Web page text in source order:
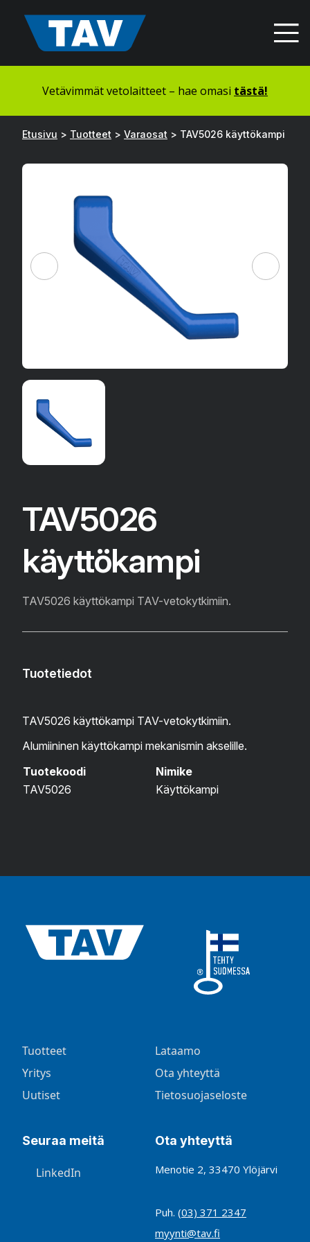
sisältöön
Vetävimmät vetolaitteet – hae omasi tästä!
Etusivu > Tuotteet > Varaosat > TAV5026 käyttökampi
TAV5026
käyttökampi
TAV5026 käyttökampi TAV-vetokytkimiin.
Tuotetiedot
TAV5026 käyttökampi TAV-vetokytkimiin.
Alumiininen käyttökampi mekanismin akselille.
Tuotekoodi
Nimike
TAV5026
Käyttökampi
Tuotteet
Yritys
Uutiset
Lataamo
Ota yhteyttä
Tietosuojaseloste
Seuraa meitä
LinkedIn
Ota yhteyttä
Menotie 2, 33470 Ylöjärvi
Puh. (03) 371 2347
myynti@tav.fi